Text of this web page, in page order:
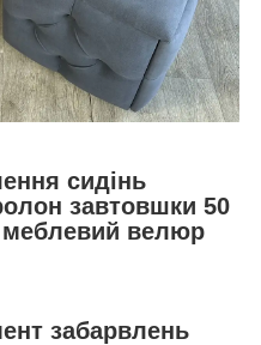
сидінь
завтовшки 50
меблевий велюр
забарвлень